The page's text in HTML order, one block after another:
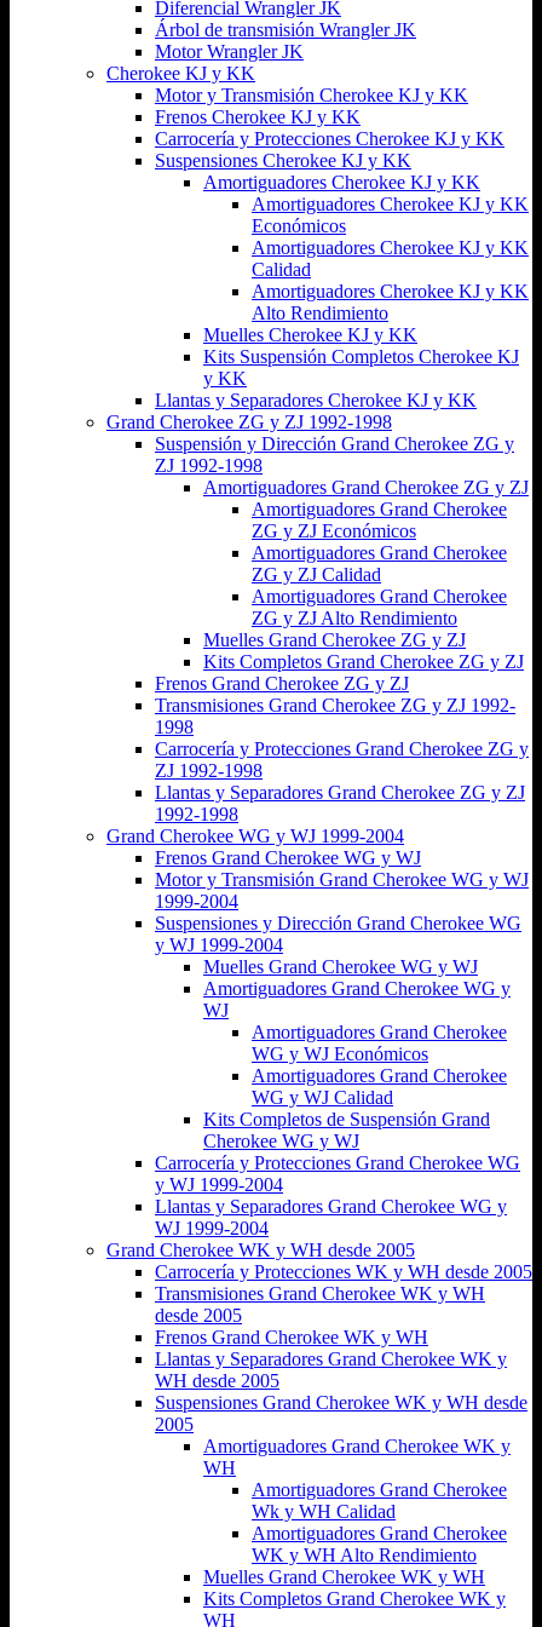
Diferencial Wrangler JK
Árbol de transmisión Wrangler JK
Motor Wrangler JK
Cherokee KJ y KK
Motor y Transmisión Cherokee KJ y KK
Frenos Cherokee KJ y KK
Carrocería y Protecciones Cherokee KJ y KK
Suspensiones Cherokee KJ y KK
Amortiguadores Cherokee KJ y KK
Amortiguadores Cherokee KJ y KK
Económicos
Amortiguadores Cherokee KJ y KK
Calidad
Amortiguadores Cherokee KJ y KK
Alto Rendimiento
Muelles Cherokee KJ y KK
Kits Suspensión Completos Cherokee KJ
y KK
Llantas y Separadores Cherokee KJ y KK
Grand Cherokee ZG y ZJ 1992-1998
Suspensión y Dirección Grand Cherokee ZG y
ZJ 1992-1998
Amortiguadores Grand Cherokee ZG y ZJ
Amortiguadores Grand Cherokee
ZG y ZJ Económicos
Amortiguadores Grand Cherokee
ZG y ZJ Calidad
Amortiguadores Grand Cherokee
ZG y ZJ Alto Rendimiento
Muelles Grand Cherokee ZG y ZJ
Kits Completos Grand Cherokee ZG y ZJ
Frenos Grand Cherokee ZG y ZJ
Transmisiones Grand Cherokee ZG y ZJ 1992-
1998
Carrocería y Protecciones Grand Cherokee ZG y
ZJ 1992-1998
Llantas y Separadores Grand Cherokee ZG y ZJ
1992-1998
Grand Cherokee WG y WJ 1999-2004
Frenos Grand Cherokee WG y WJ
Motor y Transmisión Grand Cherokee WG y WJ
1999-2004
Suspensiones y Dirección Grand Cherokee WG
y WJ 1999-2004
Muelles Grand Cherokee WG y WJ
Amortiguadores Grand Cherokee WG y
WJ
Amortiguadores Grand Cherokee
WG y WJ Económicos
Amortiguadores Grand Cherokee
WG y WJ Calidad
Kits Completos de Suspensión Grand
Cherokee WG y WJ
Carrocería y Protecciones Grand Cherokee WG
y WJ 1999-2004
Llantas y Separadores Grand Cherokee WG y
WJ 1999-2004
Grand Cherokee WK y WH desde 2005
Carrocería y Protecciones WK y WH desde 2005
Transmisiones Grand Cherokee WK y WH
desde 2005
Frenos Grand Cherokee WK y WH
Llantas y Separadores Grand Cherokee WK y
WH desde 2005
Suspensiones Grand Cherokee WK y WH desde
2005
Amortiguadores Grand Cherokee WK y
WH
Amortiguadores Grand Cherokee
Wk y WH Calidad
Amortiguadores Grand Cherokee
WK y WH Alto Rendimiento
Muelles Grand Cherokee WK y WH
Kits Completos Grand Cherokee WK y
WH